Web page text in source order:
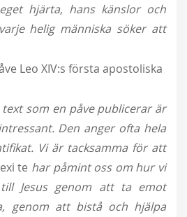
hjärta, hans känslor och
helig människa söker att
Leo XIV:s första apostoliska
som en påve publicerar är
Den anger ofta hela
Vi är tacksamma för att
te har påmint oss om hur vi
Jesus genom att ta emot
genom att bistå och hjälpa